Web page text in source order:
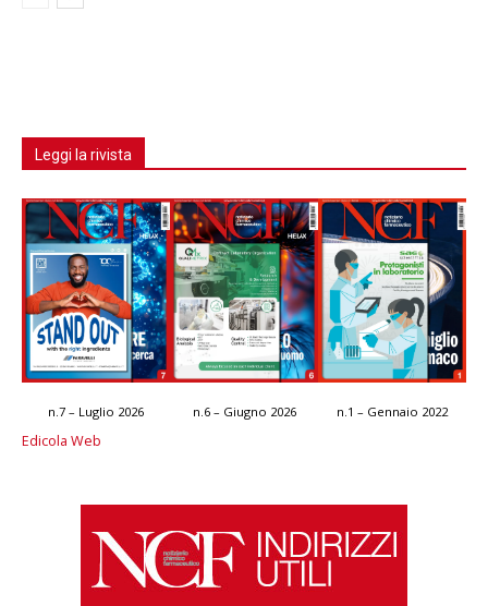
Leggi la rivista
n.7 – Luglio 2026 n.6 – Giugno 2026 n.1 – Gennaio 2022
Edicola Web